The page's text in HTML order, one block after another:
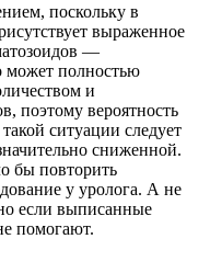
поскольку в
выраженное
—
может полностью
и
поэтому вероятность
ситуации следует
сниженной.
бы повторить
у уролога. А не
если выписанные
помогают.